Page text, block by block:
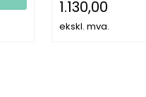
1.130,00
ekskl. mva.